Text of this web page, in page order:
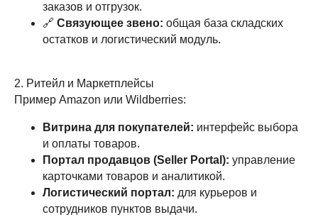
заказов и отгрузок.
🔗 Связующее звено: общая база складских
остатков и логистический модуль.
2. Ритейл и Маркетплейсы
Пример Amazon или Wildberries:
Витрина для покупателей: интерфейс выбора
и оплаты товаров.
Портал продавцов (Seller Portal): управление
карточками товаров и аналитикой.
Логистический портал: для курьеров и
сотрудников пунктов выдачи.